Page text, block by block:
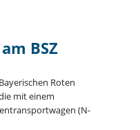
BSZ
Roten
mit einem
(N-